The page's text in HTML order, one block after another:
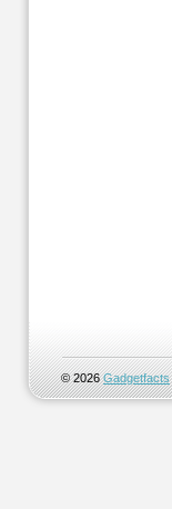
© 2026Gadgetfacts